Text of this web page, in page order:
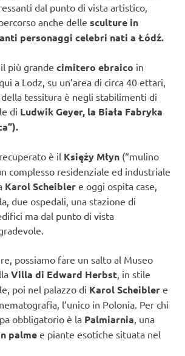
dal punto di vista artistico,
anche delle sculture in
personaggi celebri nati a Łódź.
più grande cimitero ebraico in
a Lodz, su un’area di circa 40 ettari,
tessitura è negli stabilimenti di
di Ludwik Geyer, la Biała Fabryka
è il Księży Młyn (“mulino
complesso residenziale ed industriale
Karol Scheibler e oggi ospita case,
due ospedali, una stazione di
ma dal punto di vista
possiamo fare un salto al Museo
Villa di Edward Herbst , in stile
poi nel palazzo di Karol Scheibler e
l’unico in Polonia. Per chi
obbligatorio è la Palmiarnia , una
palme e piante esotiche situata nel